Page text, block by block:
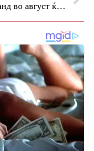
Исланд во август ќе одржи референдум за пристапување во ЕУ